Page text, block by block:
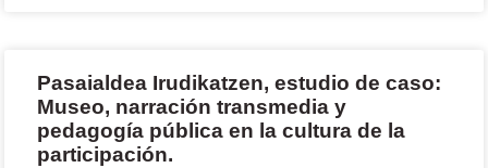
Pasaialdea Irudikatzen, estudio de caso:
Museo, narración transmedia y
pedagogía pública en la cultura de la
participación.